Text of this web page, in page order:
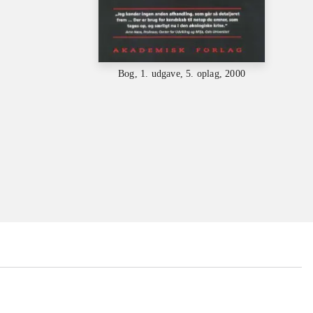
Bog, 1. udgave, 5. oplag, 2000